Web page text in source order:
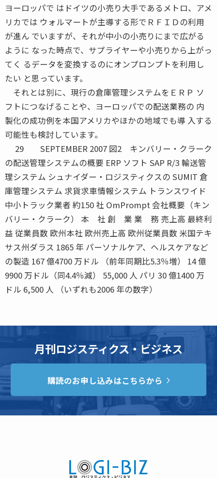
ヨーロッパで はドイツの小売り大手であるメトロ、アメ
リカでは ウォルマートが主導する形でＲＦＩＤの利用
が進ん でいますが、それが中小の小売りにまで広がる
ように なった時点で、サプライヤーや小売りから上がっ
てく るデータを変換するのにオンプロンプトを利用し
たい と思っています。
それとは別に、現行の倉庫管理システムをＥＲＰ ソ
フトにつなげることや、ヨーロッパでの配送業務の 内
製化の成功例を本国アメリカやほかの地域でも導 入する
可能性も検討しています。
29 SEPTEMBER 2007 図2 キンバリー・クラーク
の配送管理システムの概要 ERP ソフト SAP R/3 輸送管
理システム シュナイダー・ロジスティクスの SUMIT 倉
庫管理システム 求貨求車情報システム トランスワイド
中小トラック業者 約150 社 OmPrompt 会社概要（キン
バリー・クラーク） 本 社 創 業 業 務 売上高 最終利
益 従業員数 欧州本社 欧州売上高 欧州従業員数 米国テキ
サス州ダラス 1865 年 パーソナルケア、ヘルスケアなど
の製造 167 億4700 万ドル （前年同期比5.3％増） 14 億
9900 万ドル（同4.4％減） 55,000 人 パリ 30 億1400 万
ドル 6,500 人 （いずれも2006 年の数字）
月刊ロジスティクス・ビジネス
購読のお申し込みはこちらから